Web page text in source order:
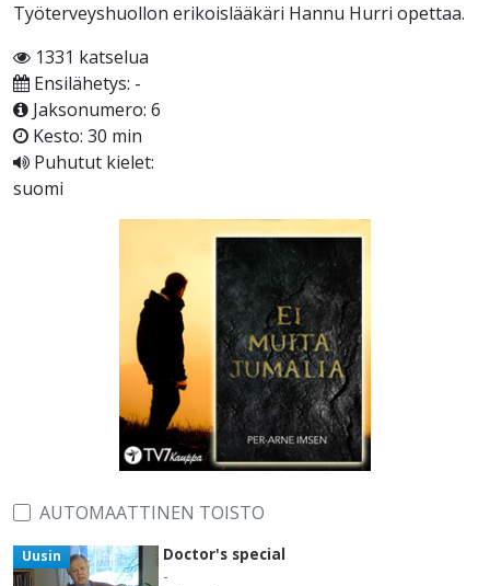
Työterveyshuollon erikoislääkäri Hannu Hurri opettaa.
1331 katselua
Ensilähetys: -
Jaksonumero: 6
Kesto: 30 min
Puhutut kielet:
suomi
AUTOMAATTINEN TOISTO
Uusin
Doctor's special
-